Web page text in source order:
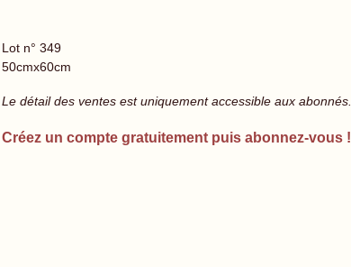
Lot n° 349
50cmx60cm
Le détail des ventes est uniquement accessible aux abonnés.
Créez un compte gratuitement puis abonnez-vous !